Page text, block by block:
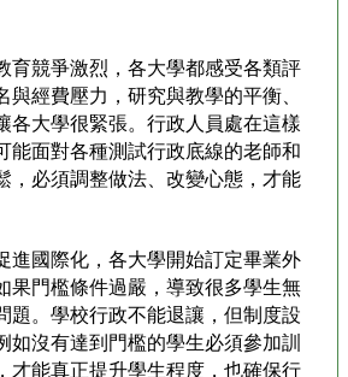
育競爭激烈，各大學都感受各類評
經費壓力，研究與教學的平衡、
各大學很緊張。行政人員處在這樣
能面對各種測試行政底線的老師和
，必須調整做法、改變心態，才能
進國際化，各大學開始訂定畢業外
果門檻條件過嚴，導致很多學生無
題。學校行政不能退讓，但制度設
如沒有達到門檻的學生必須參加訓
才能真正提升學生程度，也確保行